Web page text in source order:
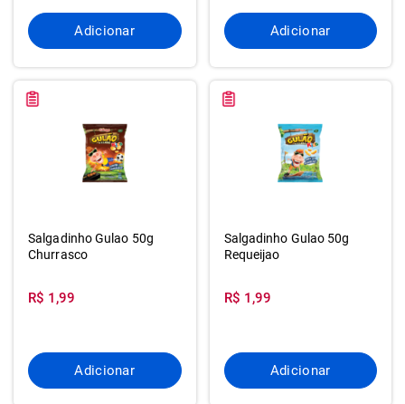
Adicionar Adicionar
Salgadinho Gulao 50g
Churrasco
R$ 1,99
Adicionar
Salgadinho Gulao 50g
Requeijao
R$ 1,99
Adicionar